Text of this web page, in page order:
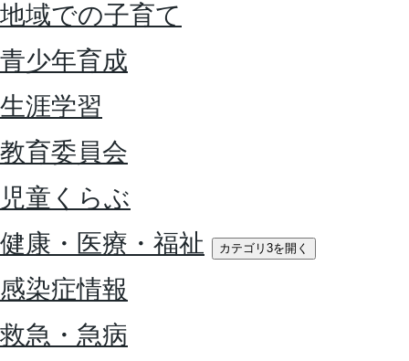
地域での子育て
青少年育成
生涯学習
教育委員会
児童くらぶ
健康・医療・福祉
カテゴリ3を開く
感染症情報
救急・急病